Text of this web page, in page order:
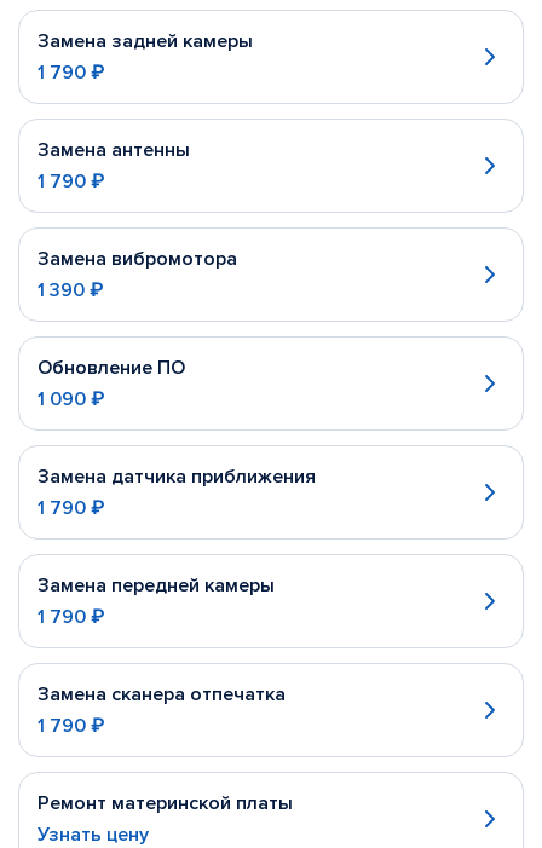
Замена задней камеры
1 790 ₽
Замена антенны
1 790 ₽
Замена вибромотора
1 390 ₽
Обновление ПО
1 090 ₽
Замена датчика приближения
1 790 ₽
Замена передней камеры
1 790 ₽
Замена сканера отпечатка
1 790 ₽
Ремонт материнской платы
Узнать цену